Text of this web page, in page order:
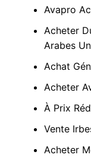
Avapro
Acheter
Arabes
Achat
Acheter
À Prix
Vente
Acheter